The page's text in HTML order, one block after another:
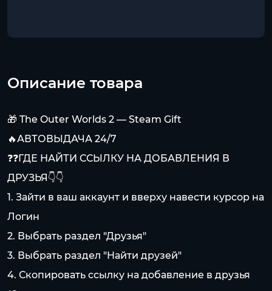
Описание товара
🎁 The Outer Worlds 2 — Steam Gift
🔥АВТОВЫДАЧА 24/7
❓❓ГДЕ НАЙТИ ССЫЛКУ НА ДОБАВЛЕНИЯ В
ДРУЗЬЯ👇👇
1. Зайти в ваш аккаунт и вверху навести курсор на
Логин
2. Выбрать раздел "Друзья"
3. Выбрать раздел "Найти друзей"
4. Скопировать ссылку на добавление в друзья